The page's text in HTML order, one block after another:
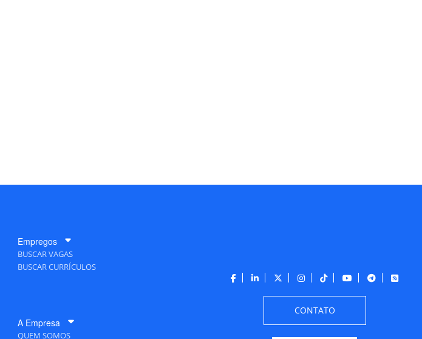
Empregos
BUSCAR VAGAS
BUSCAR CURRÍCULOS
A Empresa
QUEM SOMOS
CONTATO